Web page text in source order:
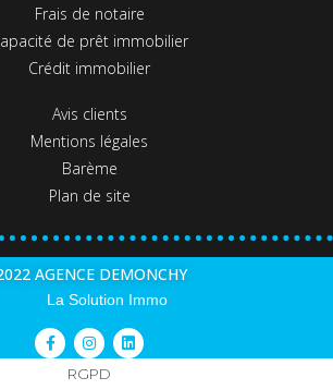
Frais de notaire
de prêt immobilier
Crédit immobilier
Avis clients
Mentions légales
Barème
Plan de site
AGENCE DEMONCHY
La Solution Immo
RGPD